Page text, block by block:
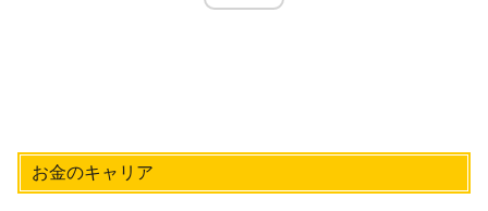
お金のキャリア